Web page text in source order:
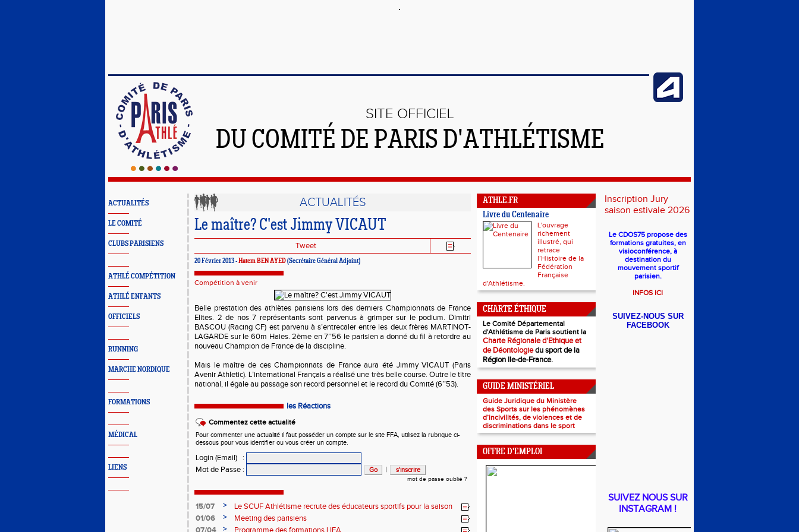
SITE OFFICIEL
DU COMITÉ DE PARIS D'ATHLÉTISME
ACTUALITÉS
LE COMITÉ
CLUBS PARISIENS
ATHLÉ COMPÉTITION
ATHLÉ ENFANTS
OFFICIELS
RUNNING
MARCHE NORDIQUE
FORMATIONS
MÉDICAL
LIENS
ACTUALITÉS
Le maître? C'est Jimmy VICAUT
Tweet
20 Février 2013 -Hatem BEN AYED(Secrétaire Général Adjoint)
Compétition à venir
Belle prestation des athlètes parisiens lors des derniers Championnats de France
Elites. 2 de nos 7 représentants sont parvenus à grimper sur le podium. Dimitri
BASCOU (Racing CF) est parvenu à s’entrecaler entre les deux frères MARTINOT-
LAGARDE sur le 60m Haies. 2ème en 7’’56 le parisien a donné du fil à retordre au
nouveau Champion de France de la discipline.
Mais le maître de ces Championnats de France aura été Jimmy VICAUT (Paris
Avenir Athletic). L’international Français a réalisé une très belle course. Outre le titre
national, il égale au passage son record personnel et le record du Comité (6’’53).
les Réactions
Commentez cette actualité
Pour commenter une actualité il faut posséder un compte sur le site FFA, utilisez la rubrique ci-
dessous pour vous identifier ou vous créer un compte.
Login (Email)
:
Mot de Passe : |
mot de passe oublié ?
15/07 >
Le SCUF Athlétisme recrute des éducateurs sportifs pour la saison
2026-2027 !
01/06 >
Meeting des parisiens
>
ATHLE.FR
Livre du Centenaire
L'ouvrage
richement
illustré, qui
retrace
l’Histoire de la
Fédération
Française
d'Athlétisme.
CHARTE ÉTHIQUE
Le Comité Départemental
d'Athlétisme de Paris soutient la
Charte Régionale d'Ethique et
de Déontologiedu sport de la
Région Ile-de-France.
GUIDE MINISTÉRIEL
Guide Juridique du Ministère
des Sports sur les phénomènes
d’incivilités, de violences et de
discriminations dans le sport
OFFRE D'EMPLOI
Inscription Jury
saison estivale 2026
Le CDOS75 propose des
formations gratuites, en
visioconférence, à
destination du
mouvement sportif
parisien.
INFOS ICI
SUIVEZ-NOUS SUR
FACEBOOK
SUIVEZ NOUS SUR
INSTAGRAM !